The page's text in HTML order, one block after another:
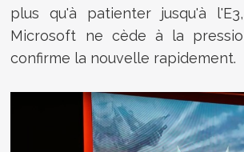
plus qu'à patienter jusqu'à
Microsoft ne cède à la
confirme la nouvelle rapidement.